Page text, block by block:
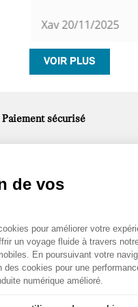
Xav 20/11/2025
VOIR PLUS
Paiement sécurisé
VOUS À NOTRE